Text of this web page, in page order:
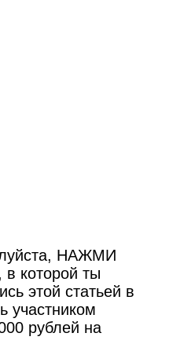
НАЖМИ
в которой ты
этой статьей в
участником
рублей на